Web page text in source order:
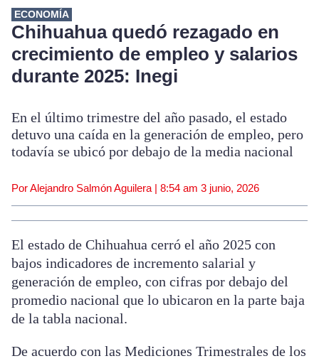
ECONOMÍA
Chihuahua quedó rezagado en
crecimiento de empleo y salarios
durante 2025: Inegi
En el último trimestre del año pasado, el estado
detuvo una caída en la generación de empleo, pero
todavía se ubicó por debajo de la media nacional
Por Alejandro Salmón Aguilera | 8:54 am 3 junio, 2026
El estado de Chihuahua cerró el año 2025 con
bajos indicadores de incremento salarial y
generación de empleo, con cifras por debajo del
promedio nacional que lo ubicaron en la parte baja
de la tabla nacional.
De acuerdo con las Mediciones Trimestrales de los